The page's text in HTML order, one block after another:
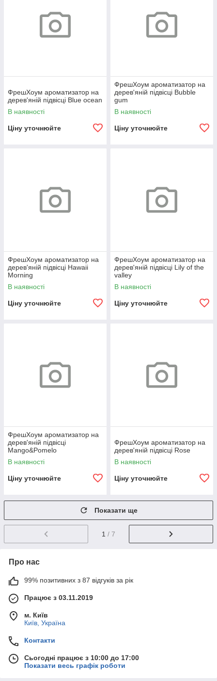
ФрешХоум ароматизатор на
дерев'яній підвісці Blue ocean
В наявності
Ціну уточнюйте
ФрешХоум ароматизатор на
дерев'яній підвісці Bubble
gum
В наявності
Ціну уточнюйте
ФрешХоум ароматизатор на
дерев'яній підвісці Hawaii
Morning
В наявності
Ціну уточнюйте
ФрешХоум ароматизатор на
дерев'яній підвісці Lily of the
valley
В наявності
Ціну уточнюйте
ФрешХоум ароматизатор на
дерев'яній підвісці
Mango&Pomelo
В наявності
Ціну уточнюйте
ФрешХоум ароматизатор на
дерев'яній підвісці Rose
В наявності
Ціну уточнюйте
Показати ще
1 / 7
Про нас
99% позитивних з 87 відгуків за рік
Працює з 03.11.2019
м. Київ
Київ, Україна
Контакти
Сьогодні працює з 10:00 до 17:00
Показати весь графік роботи